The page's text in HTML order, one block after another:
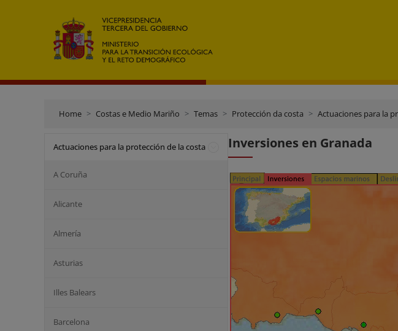
Home Costas e Medio Mariño Temas Protección da costa Actuaciones para la
Actuaciones para la protección de la costa
A Coruña
Alicante
Almería
Asturias
Illes Balears
Barcelona
Inversiones en Granada